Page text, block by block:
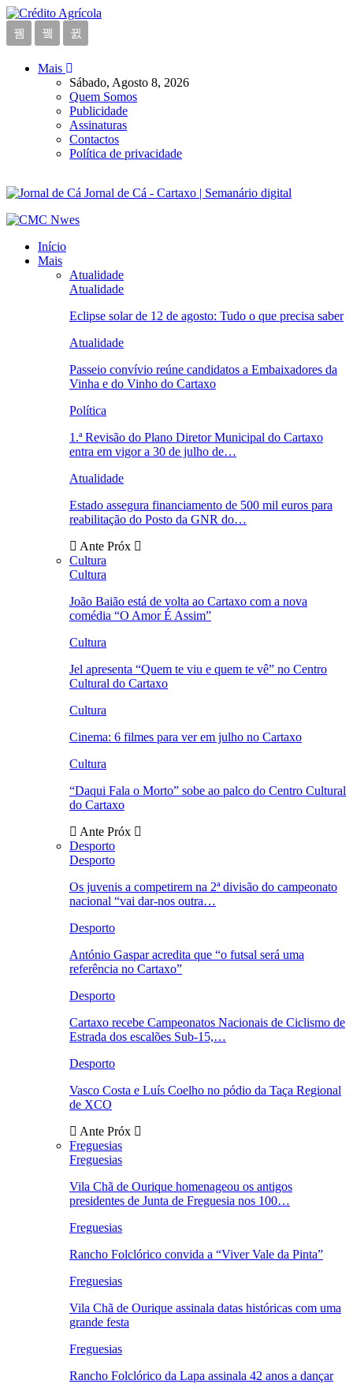
Mais
Sábado, Agosto 8, 2026
Quem Somos
Publicidade
Assinaturas
Contactos
Política de privacidade
Jornal de Cá - Cartaxo | Semanário digital
Início
Mais
Atualidade
Atualidade
Eclipse solar de 12 de agosto: Tudo o que precisa saber
Atualidade
Passeio convívio reúne candidatos a Embaixadores da
Vinha e do Vinho do Cartaxo
Política
1.ª Revisão do Plano Diretor Municipal do Cartaxo
entra em vigor a 30 de julho de…
Atualidade
Estado assegura financiamento de 500 mil euros para
reabilitação do Posto da GNR do…
Ante Próx
Cultura
Cultura
João Baião está de volta ao Cartaxo com a nova
comédia “O Amor É Assim”
Cultura
Jel apresenta “Quem te viu e quem te vê” no Centro
Cultural do Cartaxo
Cultura
Cinema: 6 filmes para ver em julho no Cartaxo
Cultura
“Daqui Fala o Morto” sobe ao palco do Centro Cultural
do Cartaxo
Ante Próx
Desporto
Desporto
Os juvenis a competirem na 2ª divisão do campeonato
nacional “vai dar-nos outra…
Desporto
António Gaspar acredita que “o futsal será uma
referência no Cartaxo”
Desporto
Cartaxo recebe Campeonatos Nacionais de Ciclismo de
Estrada dos escalões Sub-15,…
Desporto
Vasco Costa e Luís Coelho no pódio da Taça Regional
de XCO
Ante Próx
Freguesias
Freguesias
Vila Chã de Ourique homenageou os antigos
presidentes de Junta de Freguesia nos 100…
Freguesias
Rancho Folclórico convida a “Viver Vale da Pinta”
Freguesias
Vila Chã de Ourique assinala datas históricas com uma
grande festa
Freguesias
Rancho Folclórico da Lapa assinala 42 anos a dançar